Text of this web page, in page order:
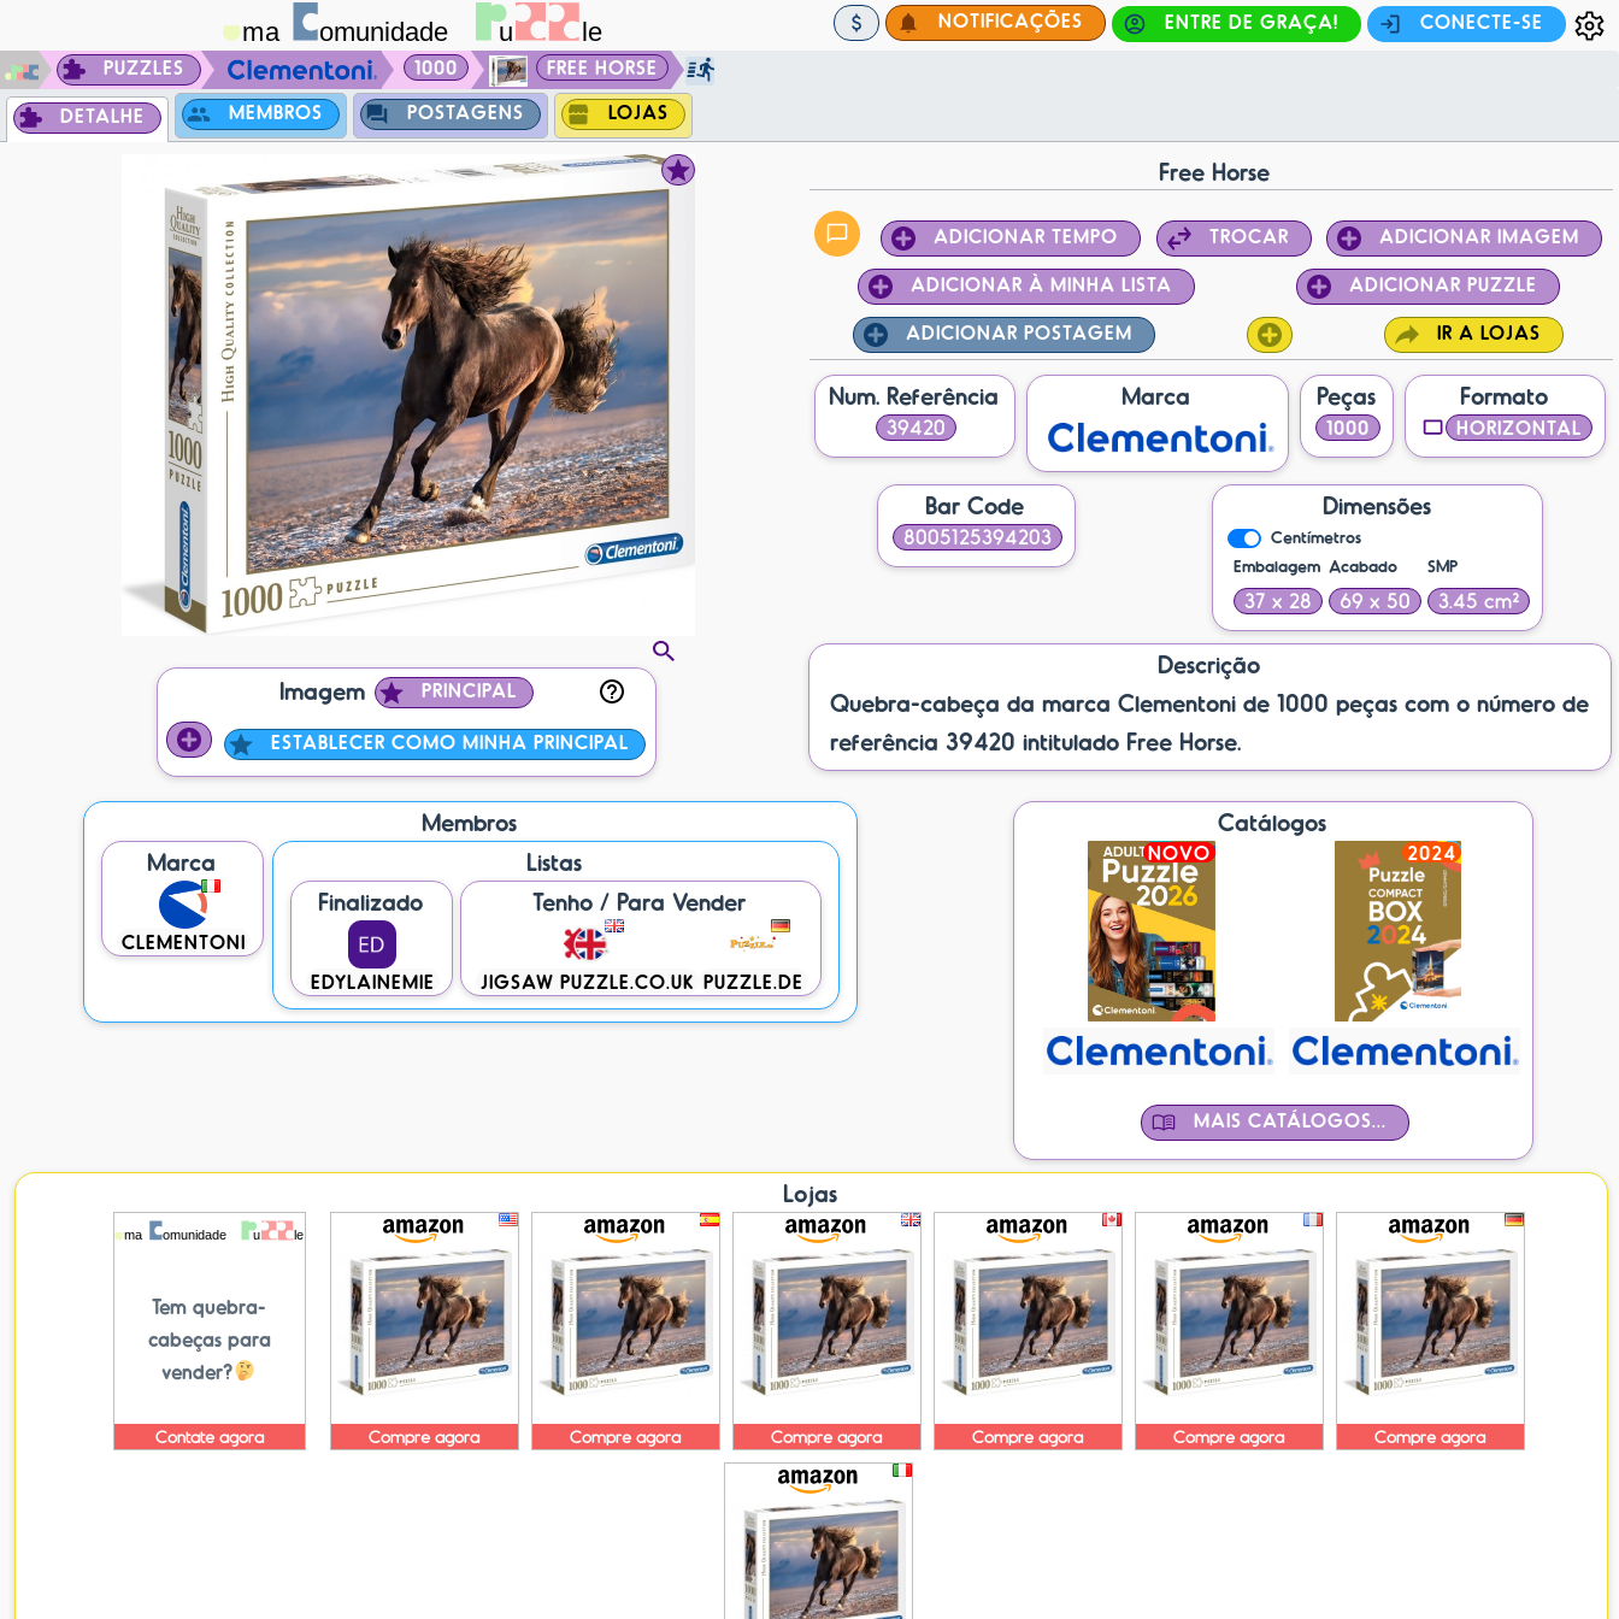
NOTIFICAÇÕES ENTRE DE GRAÇA!
CONECTE-SE
PUZZLES
1000 FREE HORSE
DETALHE MEMBROS POSTAGENS LOJAS
Imagem PRINCIPAL
ESTABLECER COMO MINHA PRINCIPAL
Free Horse
ADICIONAR TEMPO TROCAR ADICIONAR IMAGEM
ADICIONAR À MINHA LISTA ADICIONAR PUZZLE
ADICIONAR POSTAGEM IR A LOJAS
Num. Referência
39420
Marca Peças
1000
Formato
HORIZONTAL
Bar Code
8005125394203
Dimensões
Centímetros
Embalagem
37 x 28
Acabado
69 x 50
SMP
3.45 cm²
Descrição
Quebra-cabeça da marca Clementoni de 1000 peças com o número de
referência 39420 intitulado Free Horse.
Membros
Marca
CLEMENTONI
Listas
Finalizado
EDYLAINEMIE
Tenho / Para Vender
JIGSAW PUZZLE.CO.UK PUZZLE.DE
Catálogos
NOVO 2024
MAIS CATÁLOGOS...
Lojas
Tem quebra-
cabeças para
vender?
Contate agora Compre agora Compre agora Compre agora Compre agora Compre agora Compre agora